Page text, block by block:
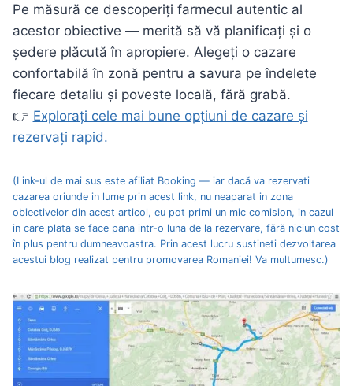
Pe măsură ce descoperiți farmecul autentic al
acestor obiective — merită să vă planificați și o
ședere plăcută în apropiere. Alegeți o cazare
confortabilă în zonă pentru a savura pe îndelete
fiecare detaliu și poveste locală, fără grabă.
👉 Explorați cele mai bune opțiuni de cazare și
rezervați rapid.
(Link-ul de mai sus este afiliat Booking — iar dacă va rezervati
cazarea oriunde in lume prin acest link, nu neaparat in zona
obiectivelor din acest articol, eu pot primi un mic comision, in cazul
in care plata se face pana intr-o luna de la rezervare, fără niciun cost
în plus pentru dumneavoastra. Prin acest lucru sustineti dezvoltarea
acestui blog realizat pentru promovarea Romaniei! Va multumesc.)